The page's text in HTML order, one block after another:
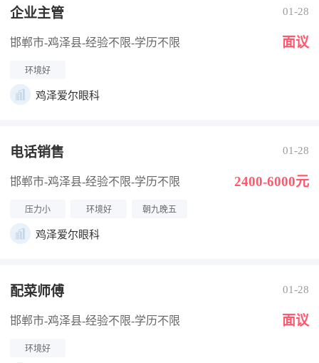
企业主管 01-28
邯郸市-鸡泽县-经验不限-学历不限 面议
环境好
鸡泽爱尔眼科
电话销售 01-28
邯郸市-鸡泽县-经验不限-学历不限 2400-6000元
压力小 环境好 朝九晚五
鸡泽爱尔眼科
配菜师傅 01-28
邯郸市-鸡泽县-经验不限-学历不限 面议
环境好